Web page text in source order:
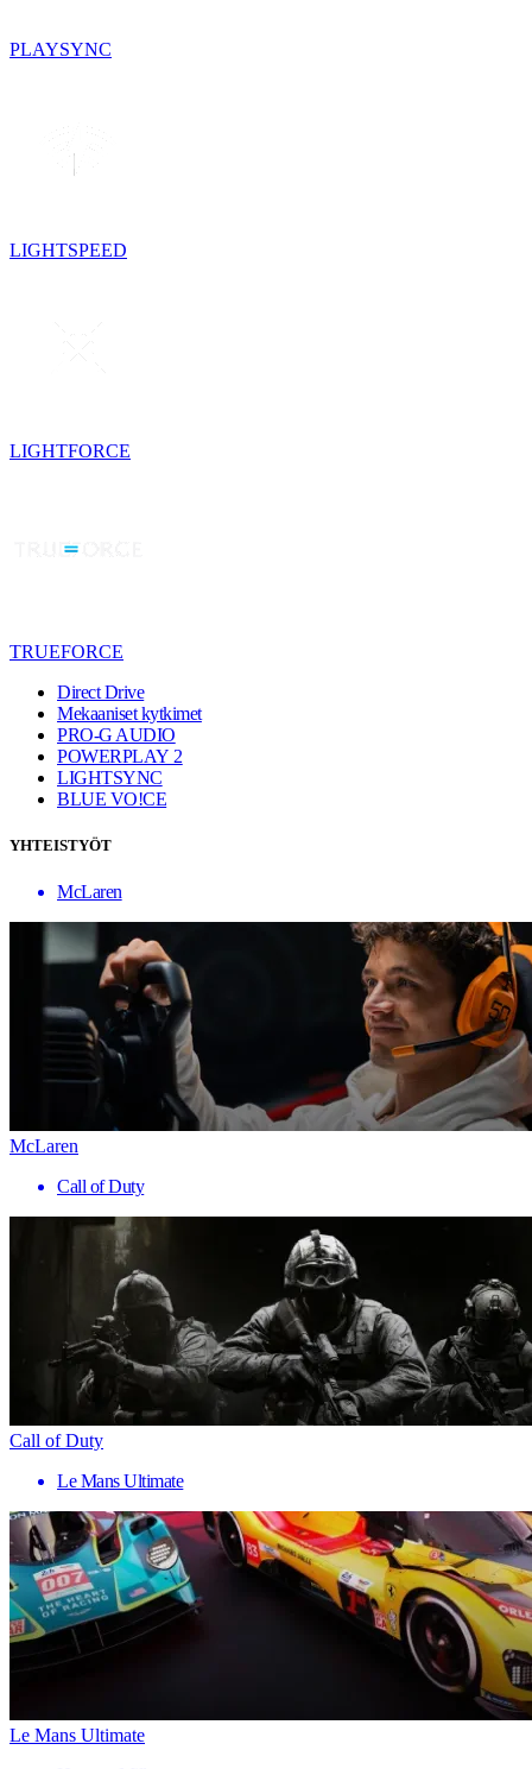
PLAYSYNC
LIGHTSPEED
LIGHTFORCE
TRUEFORCE
Direct Drive
Mekaaniset kytkimet
PRO-G AUDIO
POWERPLAY 2
LIGHTSYNC
BLUE VO!CE
YHTEISTYÖT
McLaren
McLaren
Call of Duty
Call of Duty
Le Mans Ultimate
Le Mans Ultimate